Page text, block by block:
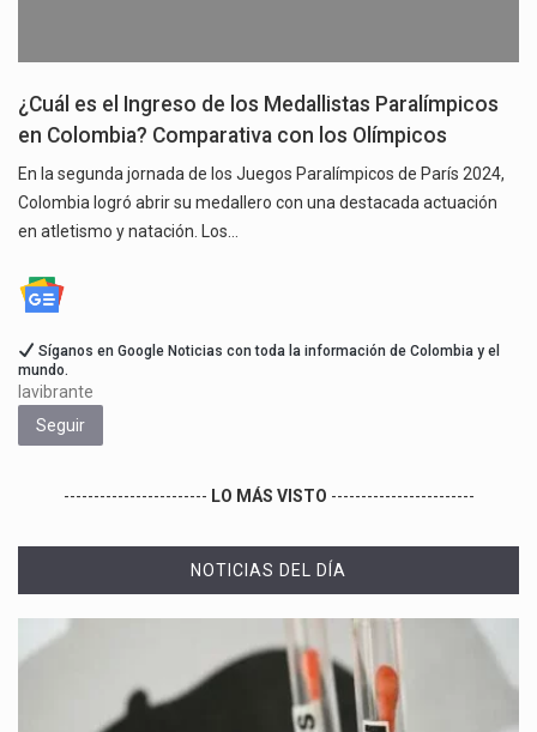
¿Cuál es el Ingreso de los Medallistas Paralímpicos
en Colombia? Comparativa con los Olímpicos
En la segunda jornada de los Juegos Paralímpicos de París 2024,
Colombia logró abrir su medallero con una destacada actuación
en atletismo y natación. Los…
Síganos en Google Noticias con toda la información de Colombia y el
mundo.
lavibrante
Seguir
------------------------ LO MÁS VISTO ------------------------
NOTICIAS DEL DÍA